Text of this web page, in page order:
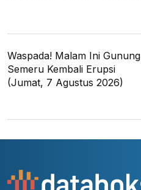
Waspada! Malam Ini Gunung
Semeru Kembali Erupsi
(Jumat, 7 Agustus 2026)